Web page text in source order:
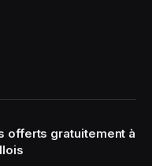
offerts gratuitement à